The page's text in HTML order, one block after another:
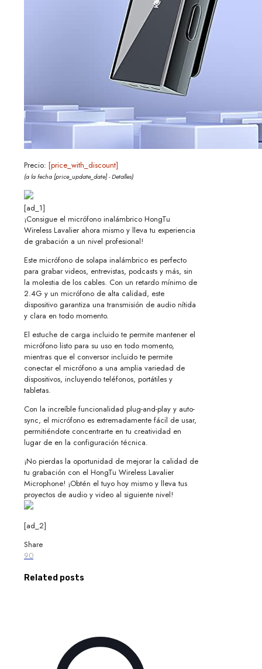
Precio: [price_with_discount]
(a la fecha [price_update_date] -Detalles)
[ad_1]
¡Consigue el micrófono inalámbrico HongTu
Wireless Lavalier ahora mismo y lleva tu experiencia
de grabación a un nivel profesional!
Este micrófono de solapa inalámbrico es perfecto
para grabar videos, entrevistas, podcasts y más, sin
la molestia de los cables. Con un retardo mínimo de
2.4G y un micrófono de alta calidad, este
dispositivo garantiza una transmisión de audio nítida
y clara en todo momento.
El estuche de carga incluido te permite mantener el
micrófono listo para su uso en todo momento,
mientras que el conversor incluido te permite
conectar el micrófono a una amplia variedad de
dispositivos, incluyendo teléfonos, portátiles y
tabletas.
Con la increíble funcionalidad plug-and-play y auto-
sync, el micrófono es extremadamente fácil de usar,
permitiéndote concentrarte en tu creatividad en
lugar de en la configuración técnica.
¡No pierdas la oportunidad de mejorar la calidad de
tu grabación con el HongTu Wireless Lavalier
Microphone! ¡Obtén el tuyo hoy mismo y lleva tus
proyectos de audio y video al siguiente nivel!
[ad_2]
Share
90
Related posts